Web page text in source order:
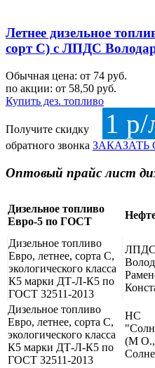
Летнее дизельное
сорт С) с ЛПДС
Обычная цена: от 74 руб.
по акции: от 58,50 руб.
Купить дез. топливо
Получите скидку 1 р/
обратного звонка ЗАКАЗАТЬ
Оптовый прайс лист
Дизельное топливо
Евро-5 по ГОСТ
Дизельное топливо
Евро, летнее, сорта С,
экологического класса
К5 марки ДТ-Л-К5 по
ГОСТ 32511-2013
ЛПДС
Дизельное топливо
Евро, летнее, сорта С,
экологического класса
К5 марки ДТ-Л-К5 по
ГОСТ 32511-2013
НС
(М О.,